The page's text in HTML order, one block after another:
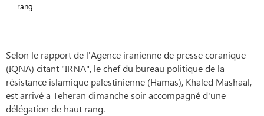
rang.
Selon le rapport de l'Agence iranienne de presse coranique
(IQNA) citant "IRNA", le chef du bureau politique de la
résistance islamique palestinienne (Hamas), Khaled Mashaal,
est arrivé a Teheran dimanche soir accompagné d'une
délégation de haut rang.